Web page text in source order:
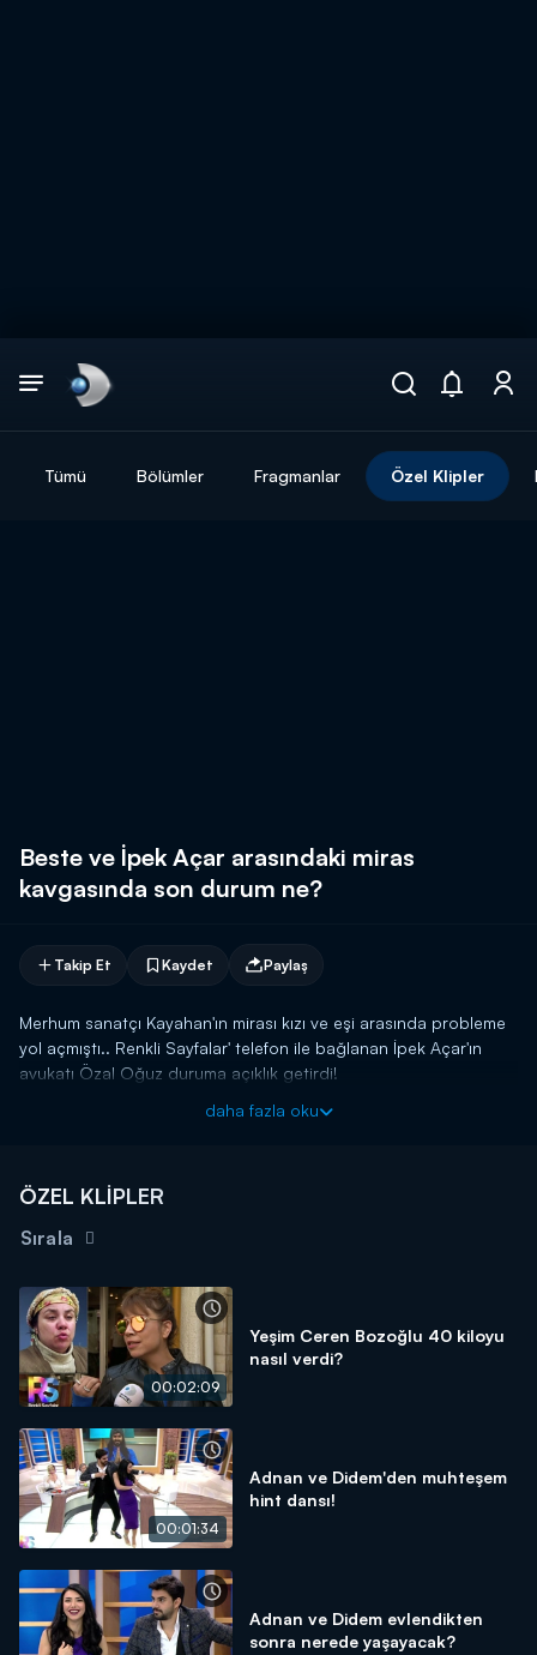
Tümü Bölümler Fragmanlar Özel Klipler
Beste ve İpek Açar arasındaki miras
kavgasında son durum ne?
Takip Et Kaydet Paylaş
Merhum sanatçı Kayahan'ın mirası kızı ve eşi arasında probleme
yol açmıştı.. Renkli Sayfalar' telefon ile bağlanan İpek Açar'ın
avukatı Özal Oğuz duruma açıklık getirdi!
daha fazla oku
ÖZEL KLİPLER
Sırala
00:02:09
Yeşim Ceren Bozoğlu 40 kiloyu
nasıl verdi?
00:01:34
Adnan ve Didem'den muhteşem
hint dansı!
Adnan ve Didem evlendikten
sonra nerede yaşayacak?